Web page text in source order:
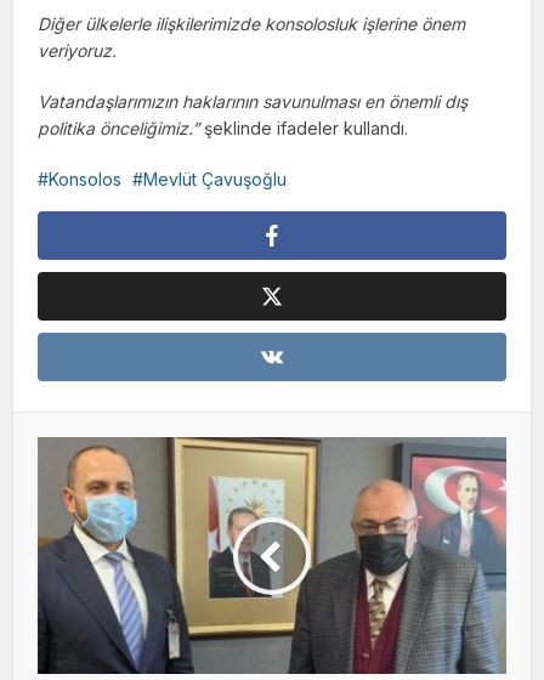
Diğer ülkelerle ilişkilerimizde konsolosluk işlerine önem
veriyoruz.
Vatandaşlarımızın haklarının savunulması en önemli dış
politika önceliğimiz.”şeklinde ifadeler kullandı.
Konsolos Mevlüt Çavuşoğlu